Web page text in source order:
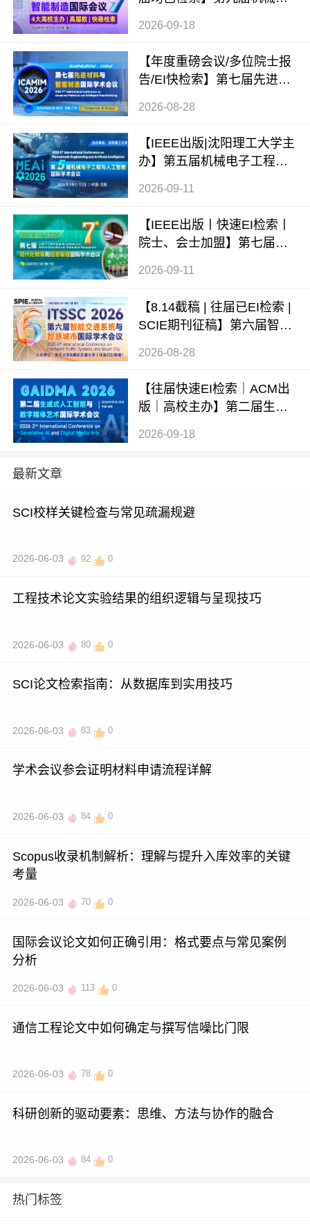
2026-09-18
【年度重磅会议/多位院士报
告/EI快检索】第七届先进材
2026-08-28
【IEEE出版|沈阳理工大学主
办】第五届机械电子工程与
2026-09-11
【IEEE出版丨快速EI检索丨
院士、会士加盟】第七届现
2026-09-11
【8.14截稿 | 往届已EI检索 |
SCIE期刊征稿】第六届智能
术会议（ITSSC 2026）
2026-08-28
【往届快速EI检索｜ACM出
版｜高校主办】第二届生成
术会议 (GAIDMA 2026)
2026-09-18
最新文章
SCI校样关键检查与常见疏漏规避
2026-06-03 92 0
工程技术论文实验结果的组织逻辑与呈现技巧
2026-06-03 80 0
SCI论文检索指南：从数据库到实用技巧
2026-06-03 83 0
学术会议参会证明材料申请流程详解
2026-06-03 84 0
Scopus收录机制解析：理解与提升入库效率的关键
考量
2026-06-03 70 0
国际会议论文如何正确引用：格式要点与常见案例
分析
2026-06-03 113 0
通信工程论文中如何确定与撰写信噪比门限
2026-06-03 78 0
科研创新的驱动要素：思维、方法与协作的融合
2026-06-03 84 0
热门标签